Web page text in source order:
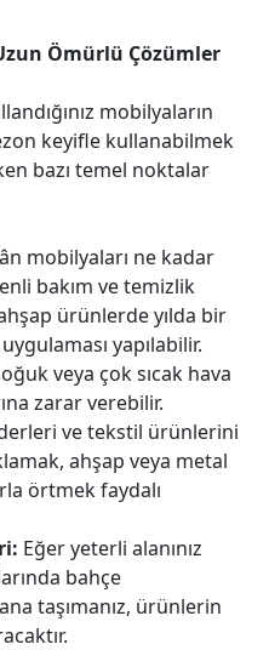
Ömürlü Çözümler
mobilyaların
keyifle kullanabilmek
bazı temel noktalar
mobilyaları ne kadar
bakım ve temizlik
ürünlerde yılda bir
yapılabilir.
veya çok sıcak hava
zarar verebilir.
ve tekstil ürünlerini
ahşap veya metal
örtmek faydalı
Eğer yeterli alanınız
bahçe
taşımanız, ürünlerin